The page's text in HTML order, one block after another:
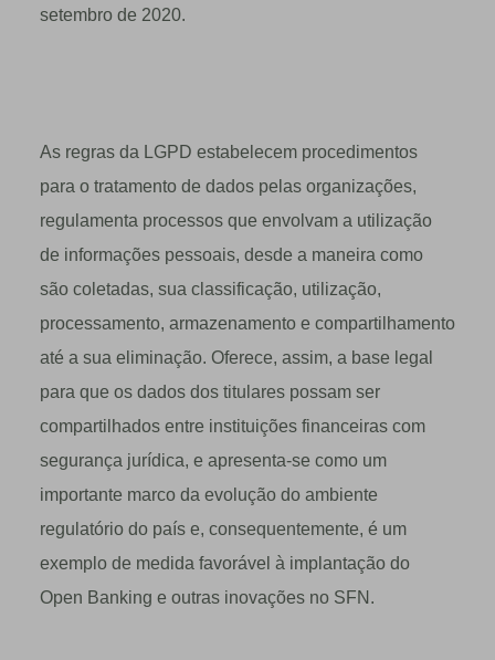
setembro de 2020.
As regras da LGPD estabelecem procedimentos
para o tratamento de dados pelas organizações,
regulamenta processos que envolvam a utilização
de informações pessoais, desde a maneira como
são coletadas, sua classificação, utilização,
processamento, armazenamento e compartilhamento
até a sua eliminação. Oferece, assim, a base legal
para que os dados dos titulares possam ser
compartilhados entre instituições financeiras com
segurança jurídica, e apresenta-se como um
importante marco da evolução do ambiente
regulatório do país e, consequentemente, é um
exemplo de medida favorável à implantação do
Open Banking e outras inovações no SFN.